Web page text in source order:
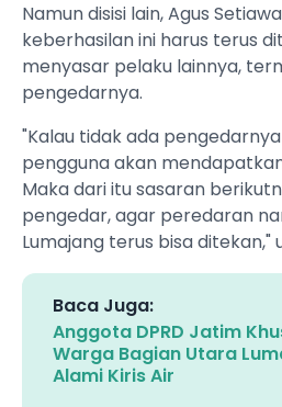
Namun disisi lain, Agus
keberhasilan ini harus terus
menyasar pelaku lainnya,
pengedarnya.
"Kalau tidak ada
pengguna akan
Maka dari itu sasaran
pengedar, agar peredaran
Lumajang terus bisa ditekan,"
Baca Juga:
Anggota DPRD Jatim
Warga Bagian Utara
Alami Kiris Air